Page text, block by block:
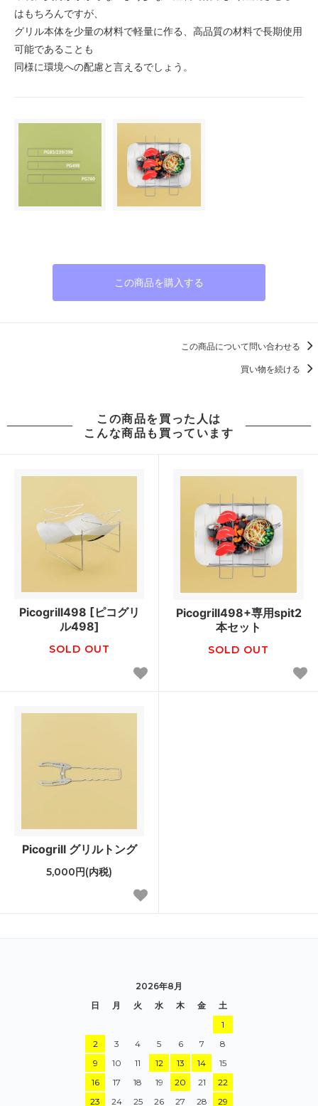
はもちろんですが、
グリル本体を少量の材料で軽量に作る、高品質の材料で長期使用
可能であることも
同様に環境への配慮と言えるでしょう。
この商品を購入する
この商品について問い合わせる
買い物を続ける
この商品を買った人は
こんな商品も買っています
Picogrill498 [ピコグリ
ル498]
SOLD OUT
Picogrill498+専用spit2
本セット
SOLD OUT
Picogrill グリルトング
5,000円(内税)
2026年8月
日
月 火 水 木 金
土
1
2
3 4 5 6 7
8
9
10 11 12 13 14
15
16
17 18 19 20 21
22
23
24 25 26 27 28
29